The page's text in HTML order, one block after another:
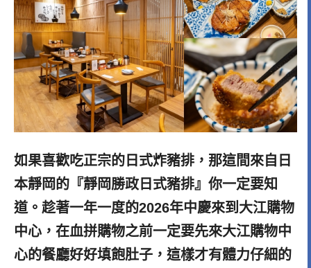
如果喜歡吃正宗的日式炸豬排，那這間來自日
本靜岡的『靜岡勝政日式豬排』你一定要知
道。趁著一年一度的2026年中慶來到大江購物
中心，在血拼購物之前一定要先來大江購物中
心的餐廳好好填飽肚子，這樣才有體力仔細的